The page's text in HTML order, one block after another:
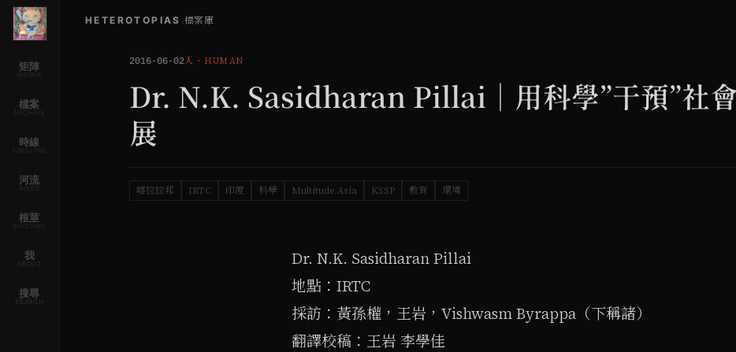
矩陣
MATRIX
檔案
ARCHIVE
時線
TIMELINE
河流
RIVER
根莖
RHIZOME
我
ABOUT
搜尋
SEARCH
HETEROTOPIAS 檔案庫
2016-06-02人 ・ HUMAN
Dr. N.K. Sasidharan Pillai｜用科學”干預”社
展
喀拉拉邦 IRTC 印度 科學 Multitude.Asia KSSP 教育 環境
Dr. N.K. Sasidharan Pillai
地點：IRTC
採訪：黃孫權，王岩，Vishwasm Byrappa（下稱諸）
翻譯校稿：王岩 李學佳